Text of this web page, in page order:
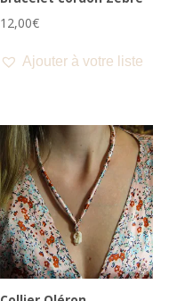
12,00€
Ajouter à votre liste